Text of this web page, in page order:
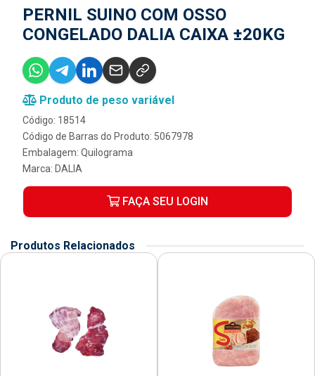
PERNIL SUINO COM OSSO
CONGELADO DALIA CAIXA ±20KG
Produto de peso variável
Código: 18514
Código de Barras do Produto: 5067978
Embalagem: Quilograma
Marca: DALIA
FAÇA SEU LOGIN
Produtos Relacionados